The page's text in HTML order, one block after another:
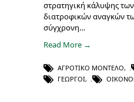
στρατηγική κάλυψης
διατροφικών αναγκών
σύγχρονη…
Read More →
ΑΓΡΟΤΙΚΌ ΜΟΝΤΈΛΟ,
ΓΕΩΡΓΟΊ,